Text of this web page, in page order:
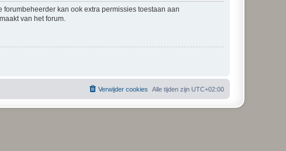
kan ook extra permissies toestaan aan
van het forum.
Alle tijden zijn UTC+02:00
Verwijder cookies